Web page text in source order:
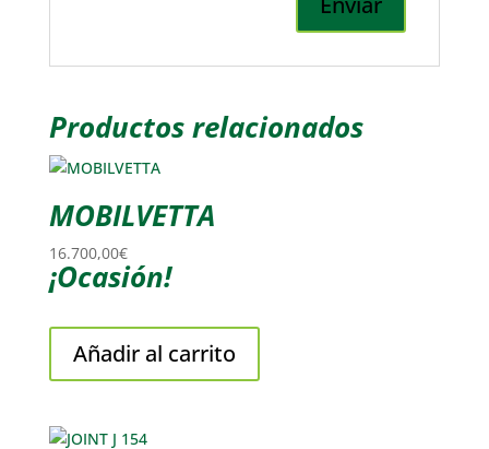
Productos relacionados
MOBILVETTA
16.700,00€
¡Ocasión!
Añadir al carrito